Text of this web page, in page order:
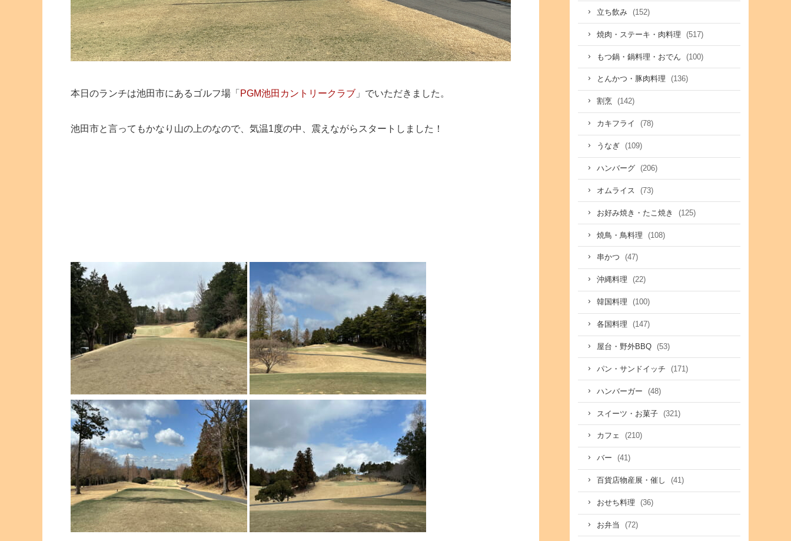
本日のランチは池田市にあるゴルフ場「 PGM池田カントリークラブ 」でいただきました。
池田市と言ってもかなり山の上のなので、気温1度の中、震えながらスタートしました！
立ち飲み (152)
焼肉・ステーキ・肉料理 (517)
もつ鍋・鍋料理・おでん (100)
とんかつ・豚肉料理 (136)
割烹 (142)
カキフライ (78)
うなぎ (109)
ハンバーグ (206)
オムライス (73)
お好み焼き・たこ焼き (125)
焼鳥・鳥料理 (108)
串かつ (47)
沖縄料理 (22)
韓国料理 (100)
各国料理 (147)
屋台・野外BBQ (53)
パン・サンドイッチ (171)
ハンバーガー (48)
スイーツ・お菓子 (321)
カフェ (210)
バー (41)
百貨店物産展・催し (41)
おせち料理 (36)
お弁当 (72)